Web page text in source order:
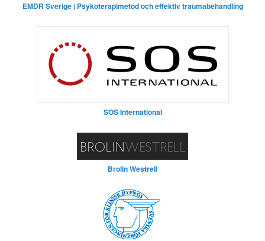
EMDR Sverige | Psykoterapimetod och effektiv traumabehandling
SOS International
Brolin Westrell